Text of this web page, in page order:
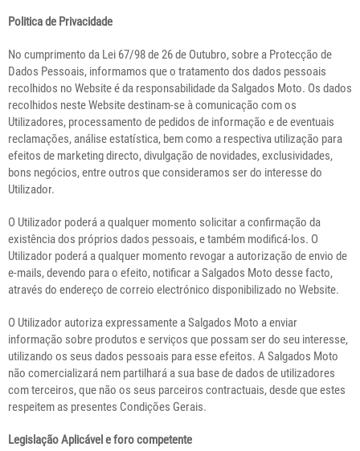
Politica de Privacidade
No cumprimento da Lei 67/98 de 26 de Outubro, sobre a Protecção de
Dados Pessoais, informamos que o tratamento dos dados pessoais
recolhidos no Website é da responsabilidade da Salgados Moto. Os dados
recolhidos neste Website destinam-se à comunicação com os
Utilizadores, processamento de pedidos de informação e de eventuais
reclamações, análise estatística, bem como a respectiva utilização para
efeitos de marketing directo, divulgação de novidades, exclusividades,
bons negócios, entre outros que consideramos ser do interesse do
Utilizador.
O Utilizador poderá a qualquer momento solicitar a confirmação da
existência dos próprios dados pessoais, e também modificá-los. O
Utilizador poderá a qualquer momento revogar a autorização de envio de
e-mails, devendo para o efeito, notificar a Salgados Moto desse facto,
através do endereço de correio electrónico disponibilizado no Website.
O Utilizador autoriza expressamente a Salgados Moto a enviar
informação sobre produtos e serviços que possam ser do seu interesse,
utilizando os seus dados pessoais para esse efeitos. A Salgados Moto
não comercializará nem partilhará a sua base de dados de utilizadores
com terceiros, que não os seus parceiros contractuais, desde que estes
respeitem as presentes Condições Gerais.
Legislação Aplicável e foro competente